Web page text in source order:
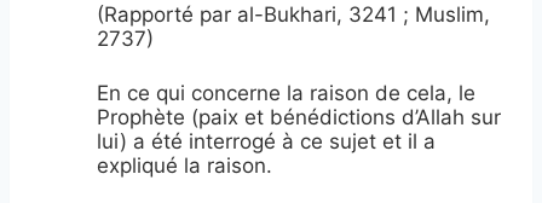
(Rapporté par al-Bukhari, 3241 ; Muslim,
2737)
En ce qui concerne la raison de cela, le
Prophète (paix et bénédictions d’Allah sur
lui) a été interrogé à ce sujet et il a
expliqué la raison.